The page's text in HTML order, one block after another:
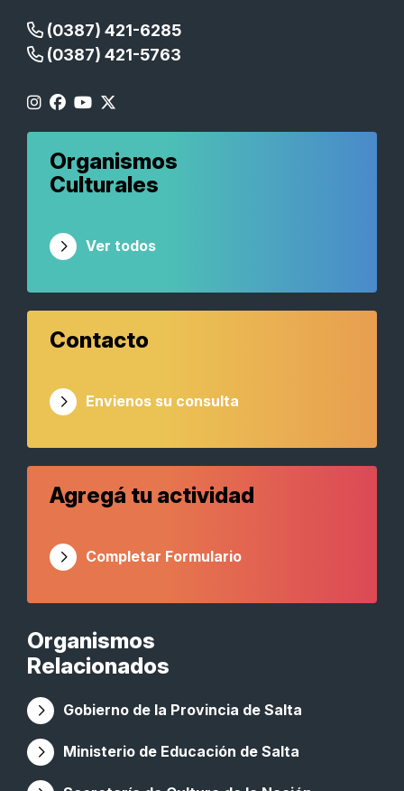
(0387) 421-6285
(0387) 421-5763
Organismos
Relacionados
Gobierno de la Provincia de Salta
Ministerio de Educación de Salta
Organismos
Culturales
Ver todos
Contacto
Envienos su consulta
Agregá tu actividad
Completar Formulario